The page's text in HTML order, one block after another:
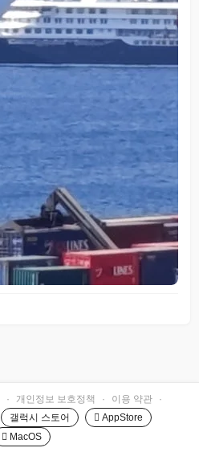
· 개인정보 보호정책 · 이용 약관
·
갤럭시 스토어
 AppStore
 MacOS